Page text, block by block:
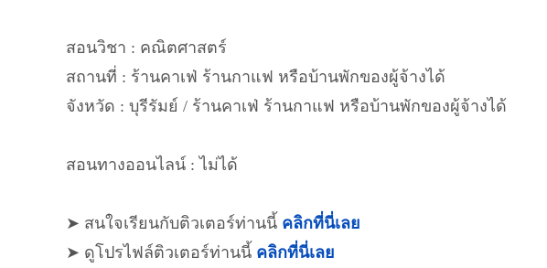
สอนวิชา : คณิตศาสตร์
สถานที่ : ร้านคาเฟ่ ร้านกาแฟ หรือบ้านพักของผู้จ้างได้
จังหวัด : บุรีรัมย์ / ร้านคาเฟ่ ร้านกาแฟ หรือบ้านพักของผู้จ้างได้
สอนทางออนไลน์ : ไม่ได้
➤ สนใจเรียนกับติวเตอร์ท่านนี้ คลิกที่นี่เลย
➤ ดูโปรไฟล์ติวเตอร์ท่านนี้ คลิกที่นี่เลย